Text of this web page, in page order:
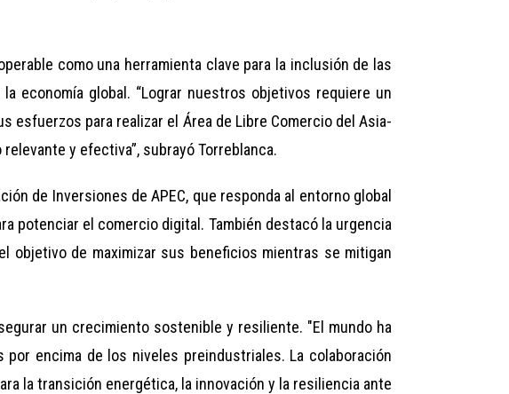
como una herramienta clave para la inclusión de las
economía global. “Lograr nuestros objetivos requiere un
para realizar el Área de Libre Comercio del Asia-
y efectiva”, subrayó Torreblanca.
de Inversiones de APEC, que responda al entorno global
potenciar el comercio digital. También destacó la urgencia
objetivo de maximizar sus beneficios mientras se mitigan
un crecimiento sostenible y resiliente. "El mundo ha
encima de los niveles preindustriales. La colaboración
la transición energética, la innovación y la resiliencia ante